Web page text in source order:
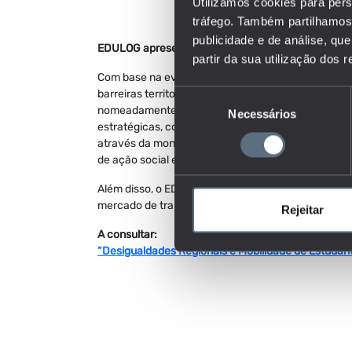
tráfego. Também
publicidade e de análise,
partir da sua utilização dos
Seleção
de
consentimento
Necessários
Rejeitar
EDULOG apresenta recomendações para reduzir
Com base na evidência recolhida, o EDULOG
barreiras territoriais e evitem que a diferenciação
nomeadamente através de apoios diferenciados
estratégicas, como a saúde, a tecnologia e as
através da monitorização de desigualdades no
de ação social escolar.
Além disso, o EDULOG sugere o ajustamento da
mercado de trabalho, designadamente através do
A consultar:
“Desigualdades Regionais e Mobilidade de